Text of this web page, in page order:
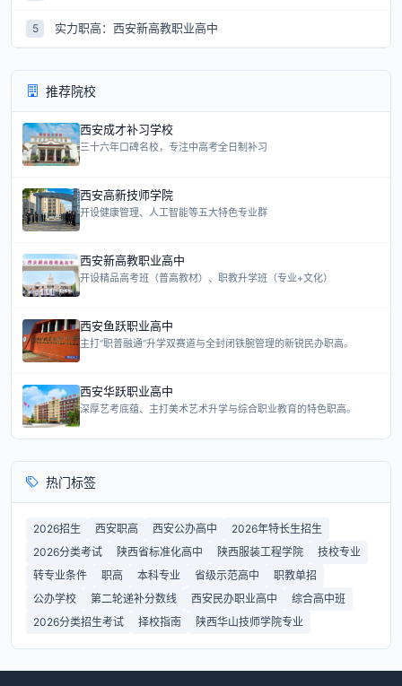
5 实力职高：西安新高教职业高中
推荐院校
西安成才补习学校
三十六年口碑名校，专注中高考全日制补习
西安高新技师学院
开设健康管理、人工智能等五大特色专业群
西安新高教职业高中
开设精品高考班（普高教材）、职教升学班（专业+文化）
西安鱼跃职业高中
主打“职普融通”升学双赛道与全封闭铁腕管理的新锐民办职高。
西安华跃职业高中
深厚艺考底蕴、主打美术艺术升学与综合职业教育的特色职高。
热门标签
2026招生 西安职高 西安公办高中
2026年特长生招生
2026分类考试
陕西省标准化高中 陕西服装工程学院
技校专业
转专业条件
职高 本科专业 省级示范高中
职教单招
公办学校
第二轮递补分数线 西安民办职业高中
综合高中班
2026分类招生考试
择校指南 陕西华山技师学院专业